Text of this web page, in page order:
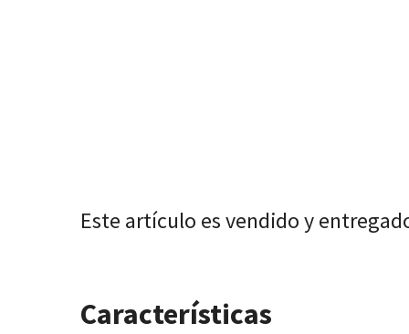
Este artículo es vendido y
Características